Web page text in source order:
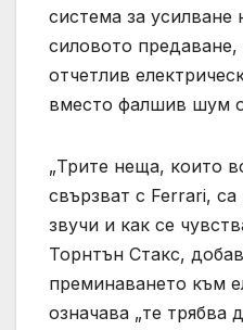
система за усилване
силовото предаване,
отчетлив
вместо фалшив шум
„Трите неща, които
свързват с Ferrari,
звучи и как се
Торнтън Стакс,
преминаването към
означава „те трябва